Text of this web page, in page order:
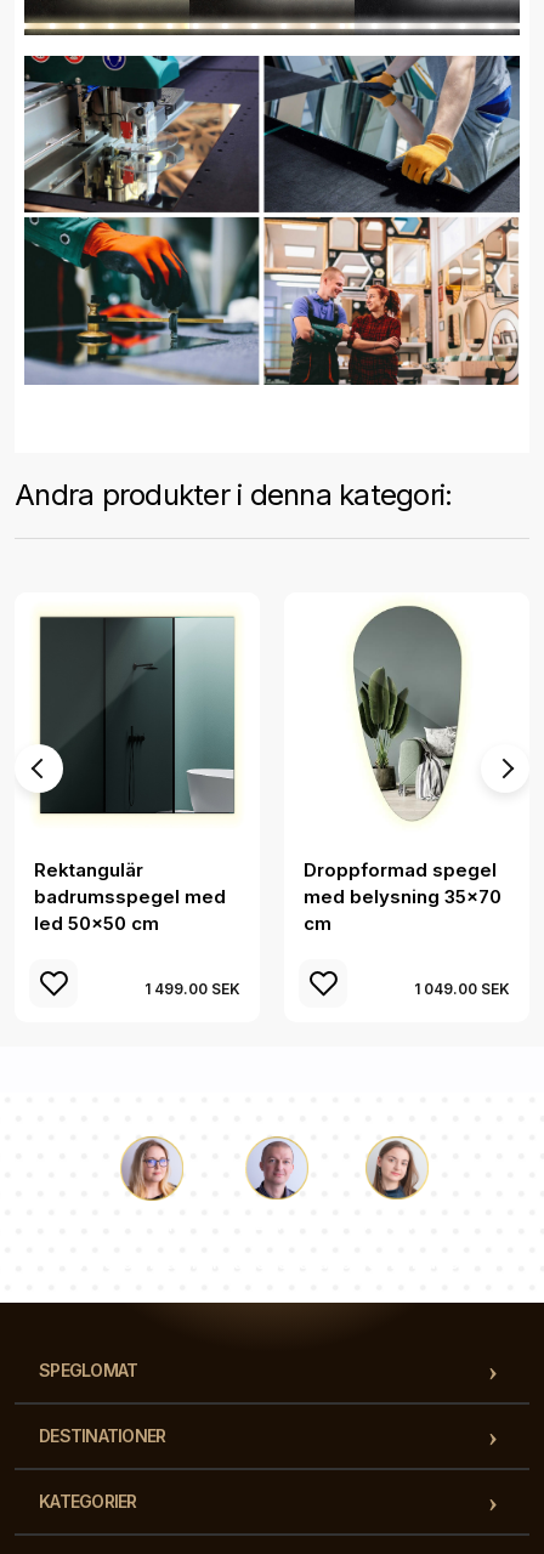
Andra produkter i denna kategori:
Rektangulär
badrumsspegel med
led 50x50 cm
1 499.00 SEK
Droppformad spegel
med belysning 35x70
cm
1 049.00 SEK
SPEGLOMAT
DESTINATIONER
KATEGORIER